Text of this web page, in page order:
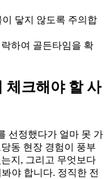
닿지 않도록 주의합
락하여 골든타임을 확
체크해야 할 사
선정했다가 얼마 못 가
동 현장 경험이 풍부
지, 그리고 무엇보다
야 합니다. 정직한 전